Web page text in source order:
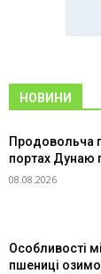
НОВИНИ
Продовольча
портах
08.08.2026
Особливості
пшениці